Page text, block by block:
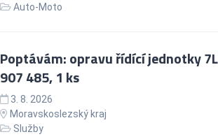
Auto-Moto
Poptávám: opravu řídící jednotky
907 485, 1 ks
3. 8. 2026
Moravskoslezský kraj
Služby